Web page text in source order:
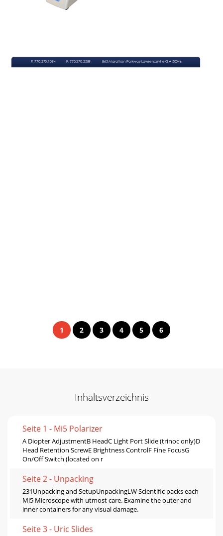
P. 770.270.1394 F. 770.270.2389 865 Marathon Parkway Lawrenceville GA 30046
1 2 3 4 5 6
Inhaltsverzeichnis
Seite 1 - Mi5 Polarizer
A Diopter AdjustmentB HeadC Light Port Slide (trinoc only)D
Head Retention ScrewE Brightness ControlF Fine FocusG
On/Off Switch (located on r
Seite 2 - Unpacking
231Unpacking and SetupUnpackingLW Scientific packs each
Mi5 Microscope with utmost care. Examine the outer and
inner containers for any visual damage.
Seite 3 - Uric Slides